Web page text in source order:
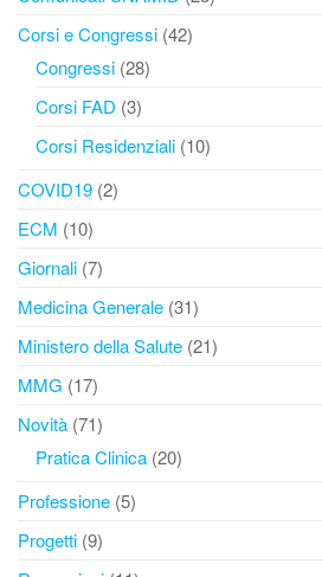
Corsi e Congressi (42)
Congressi (28)
Corsi FAD (3)
Corsi Residenziali (10)
COVID19 (2)
ECM (10)
Giornali (7)
Medicina Generale (31)
Ministero della Salute (21)
MMG (17)
Novità (71)
Pratica Clinica (20)
Professione (5)
Progetti (9)